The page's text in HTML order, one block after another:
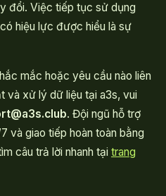
đổi. Việc tiếp tục sử dụng
hiệu lực được hiểu là sự
mắc hoặc yêu cầu nào liên
và xử lý dữ liệu tại a3s, vui
. Đội ngũ hỗ trợ
và giao tiếp hoàn toàn bằng
câu trả lời nhanh tại trang